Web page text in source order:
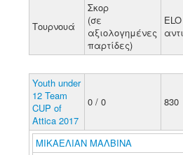
Τουρνουά
Σκορ
(σε
αξιολογημένες
παρτίδες)
ELO
Youth under
12 Team
CUP of
Attica 2017
0 / 0 830
ΜΙΚΑΕΛΙΑΝ ΜΑΛΒΙΝΑ